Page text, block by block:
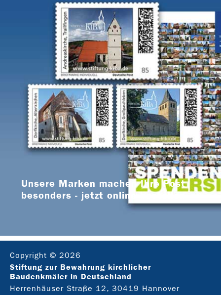
Unsere Marken machen Ihre Post
besonders - jetzt online bestellen
Copyright © 2026
Stiftung zur Bewahrung kirchlicher
Baudenkmäler in Deutschland
Herrenhäuser Straße 12, 30419 Hannover